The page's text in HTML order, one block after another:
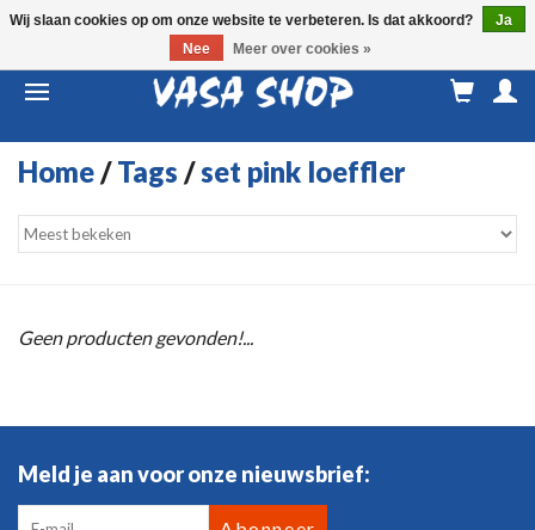
Home/Tags /set pink loeffler
Geen producten gevonden!...
Meld je aan voor onze nieuwsbrief:
Wij slaan cookies op om onze website te verbeteren. Is dat akkoord?
Ja
Nee
Meer over cookies »